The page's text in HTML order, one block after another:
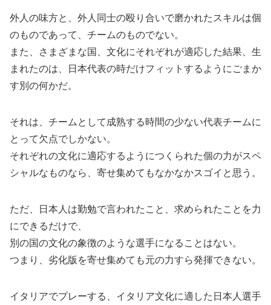
外人の味方と、外人同士の殴り合いで磨かれたスキルは個
のものであって、チームのものでない。
また、さまざまな国、文化にそれぞれが適応した結果、生
まれたのは、日本代表の時だけフィットするようにごまか
す別の何かだ。
それは、チームとして成熟する時間の少ない代表チームに
とって欠点でしかない。
それぞれの文化に適応するようにつくられた個の力がスペ
シャルなものなら、寄せ集めてもなかなかスゴイと思う。
ただ、日本人は勤勉で言われたこと、求められたことを力
にできるだけで、
別の国の文化の象徴のような選手になることはない。
つまり、劣化版を寄せ集めても元の力すら発揮できない。
イタリアでプレーする、イタリア文化に適した日本人選手